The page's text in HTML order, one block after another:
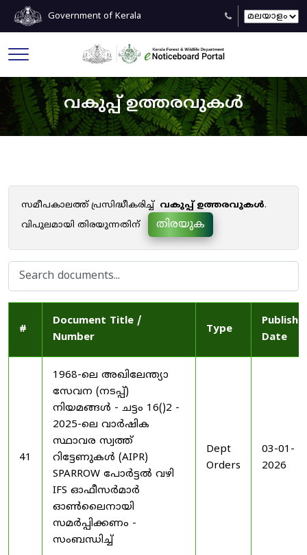
Government of Kerala
വകുപ്പ് ഉത്തരവുകൾ
സമീപകാലത്ത് പ്രസിദ്ധീകരിച്ച് വകുപ്പ് ഉത്തരവുകൾ.
വിപുലമായി തിരയുന്നതിന്
തിരയുക
#
Document Title /
Number
Type
Date
41
1968-ലെ അഖിലേന്ത്യാ
സേവന (നടപ്പ്)
നിയമങ്ങൾ - ചട്ടം 16()2 -
2025-ലെ വാർഷിക
സ്ഥാവര സ്വത്ത്
റിട്ടേണുകൾ (AIPR)
SPARROW പോർട്ടൽ വഴി
IFS ഓഫീസർമാർ
ഓൺലൈനായി
സമർപ്പിക്കണം -
സംബന്ധിച്ച്
Dept
Orders
03-01-
2026